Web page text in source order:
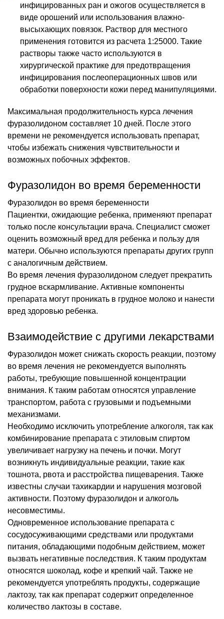
инфицированных ран и ожогов осуществляется в
виде орошений или использования влажно-
высыхающих повязок. Раствор для местного
применения готовится из расчета 1:25000. Такие
растворы также часто используются в
хирургической практике для предотвращения
инфицирования послеоперационных швов или
обработки поверхности кожи перед манипуляциями.
Максимальная продолжительность курса лечения
фуразолидоном составляет 10 дней. После этого
времени не рекомендуется использовать препарат,
чтобы избежать снижения чувствительности и
возможных побочных эффектов.
Фуразолидон во время беременности
Фуразолидон во время беременности
Пациентки, ожидающие ребенка, применяют препарат
только после консультации врача. Специалист сможет
оценить возможный вред для ребенка и пользу для
матери. Обычно используются препараты других групп
с аналогичным действием.
Во время лечения фуразолидоном следует прекратить
грудное вскармливание. Активные компоненты
препарата могут проникать в грудное молоко и нанести
вред здоровью ребенка.
Взаимодействие с другими лекарствами
Фуразолидон может снижать скорость реакции, поэтому
во время лечения не рекомендуется выполнять
работы, требующие повышенной концентрации
внимания. К таким работам относятся управление
транспортом, работа с грузовыми и подъемными
механизмами.
Необходимо исключить употребление алкоголя, так как
комбинирование препарата с этиловым спиртом
увеличивает нагрузку на печень и почки. Могут
возникнуть индивидуальные реакции, такие как
тошнота, рвота и расстройства пищеварения. Также
известны случаи тахикардии и нарушения мозговой
активности. Поэтому фуразолидон и алкоголь
несовместимы.
Одновременное использование препарата с
сосудосуживающими средствами или продуктами
питания, обладающими подобным действием, может
вызвать негативные последствия. К таким продуктам
относятся шоколад, кофе и крепкий чай. Также не
рекомендуется употреблять продукты, содержащие
лактозу, так как препарат содержит определенное
количество лактозы в составе.